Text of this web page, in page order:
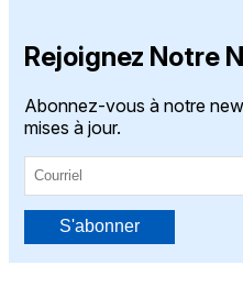
Rejoignez Notre
Abonnez-vous à notre
mises à jour.
S'abonner